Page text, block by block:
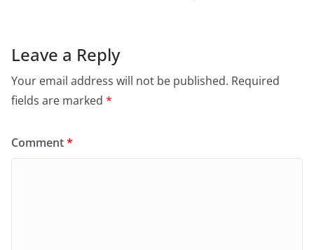
Leave a Reply
Your email address will not be published. Required
fields are marked *
Comment*